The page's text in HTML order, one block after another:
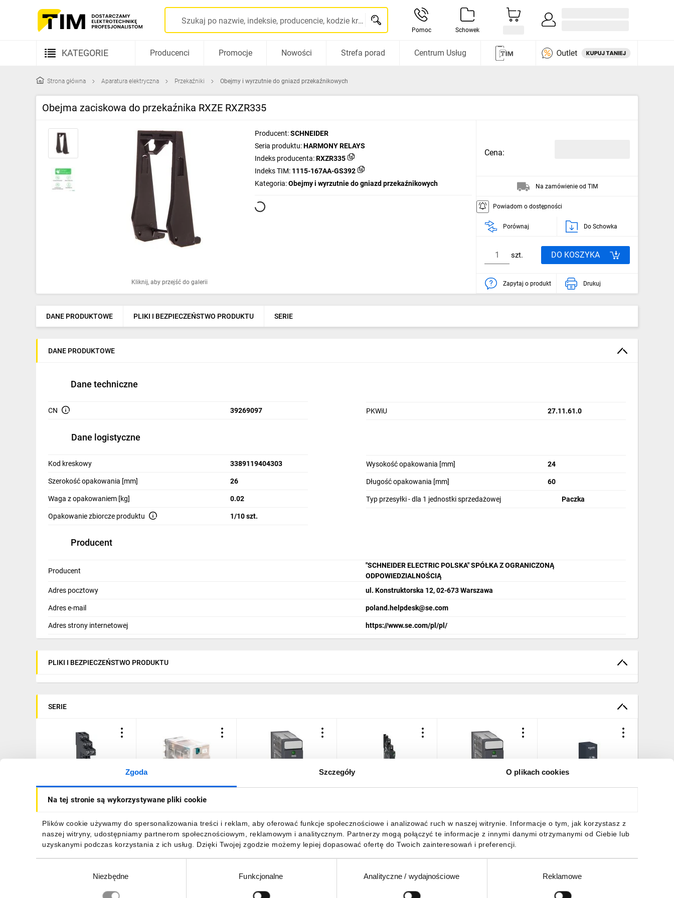
Zgoda Szczegóły O plikach cookies
Na tej stronie są wykorzystywane pliki cookie
Plików cookie używamy do spersonalizowania treści i reklam, aby oferować funkcje społecznościowe i analizować ruch w naszej witrynie. Informacje o tym, jak korzystasz z
naszej witryny, udostępniamy partnerom społecznościowym, reklamowym i analitycznym. Partnerzy mogą połączyć te informacje z innymi danymi otrzymanymi od Ciebie lub
uzyskanymi podczas korzystania z ich usług. Dzięki Twojej zgodzie możemy lepiej dopasować ofertę do Twoich zainteresowań i preferencji.
Niezbędne Funkcjonalne Analityczne / wydajnościowe Reklamowe
Szukaj po nazwie, indeksie, producencie, kodzie kreskowym...
Pomoc Schowek
KATEGORIE
Kable i przewody
Rozdzielnice i obudowy
Elementy prowadzenia kabli
Fotowoltaika
Gniazda i łączniki
Ogrzewanie
Elektronarzędzia i mierniki
Dom i ogród
Klimatyzacja
Inne
Budowa i Remont
Producenci Promocje Nowości Strefa porad Centrum Usług
Strona główna Aparatura elektryczna Przekaźniki Obejmy i wyrzutnie do gniazd przekaźnikowych
Obejma zaciskowa do przekaźnika RXZE RXZR335
Kliknij, aby przejść do galerii
Producent:SCHNEIDER
Seria produktu:HARMONY RELAYS
Indeks producenta:RXZR335
Indeks TIM: 1115-167AA-GS392
Kategoria:Obejmy i wyrzutnie do gniazd przekaźnikowych
Cena:
Na zamówienie od TIM
Powiadom o dostępności
Porównaj Do Schowka
szt. DO KOSZYKA
Zapytaj o produkt Drukuj
DANE PRODUKTOWE PLIKI I BEZPIECZEŃSTWO PRODUKTU SERIE
DANE PRODUKTOWE
Dane techniczne
CN 39269097 PKWiU 27.11.61.0
Dane logistyczne
Kod kreskowy 3389119404303
Szerokość opakowania [mm] 26
Waga z opakowaniem [kg] 0.02
Opakowanie zbiorcze produktu 1/10 szt.
Wysokość opakowania [mm] 24
Długość opakowania [mm] 60
Typ przesyłki - dla 1 jednostki sprzedażowej Paczka
Producent
Producent
"SCHNEIDER ELECTRIC POLSKA" SPÓŁKA Z OGRANICZONĄ
ODPOWIEDZIALNOŚCIĄ
Adres pocztowy
ul. Konstruktorska 12, 02-673 Warszawa
Adres e-mail poland.helpdesk@se.com
Adres strony internetowej https://www.se.com/pl/pl/
PLIKI I BEZPIECZEŃSTWO PRODUKTU
SERIE
Gniazdo z zaciskiem
RGZE1S48M
21,25 złbrutto
Przekaźnik miniaturowy
4P 24V DC AgNi
36,79 zł brutto 30,64 zł brutto 68,97 złbrutto
DO KOSZYKA
42,89 zł brutto 17,52 złbrutto